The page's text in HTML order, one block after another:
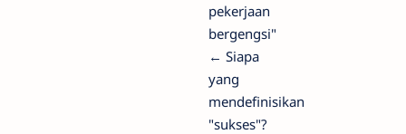
pekerjaan
bergengsi"
← Siapa
yang
mendefinisikan
"sukses"?